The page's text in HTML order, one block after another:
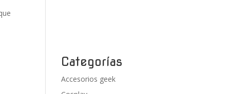
Categorías
Accesorios geek